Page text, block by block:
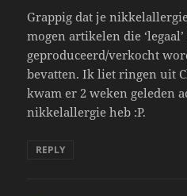
Grappig dat je
mogen artikelen die
geproduceerd/verkocht
bevatten. Ik liet ringen uit
kwam er 2 weken geleden
nikkelallergie heb :P.
REPLY